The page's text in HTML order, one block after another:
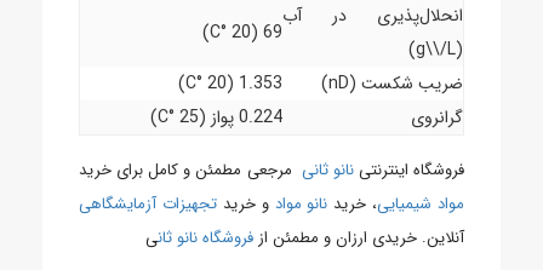
انحلال‌پذیری در آب
(g\\/L)
69 (20 °C)
ضریب شکست (nD)
1.353 (20 °C)
گرانروی
0.224 پواز (25 °C)
فروشگاه اینترنتینانو ثانی مرجعی مطمئن و کامل برای خرید
مواد شیمیایی، خرید نانو مواد و خریدتجهیزات آزمایشگاهی
آنلاین. خریدی ارزان و مطمئن ازفروشگاه نانو ثانی